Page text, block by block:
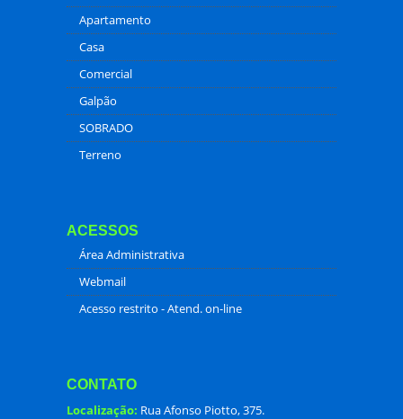
Apartamento
Casa
Comercial
Galpão
SOBRADO
Terreno
ACESSOS
Área Administrativa
Webmail
Acesso restrito - Atend. on-line
CONTATO
Localização: Rua Afonso Piotto, 375.